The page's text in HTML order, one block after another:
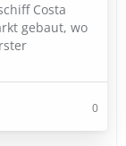
Costa
gebaut, wo
0